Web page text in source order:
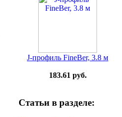
J-профиль FineBer, 3.8 м
183.61 руб.
Статьи в разделе: